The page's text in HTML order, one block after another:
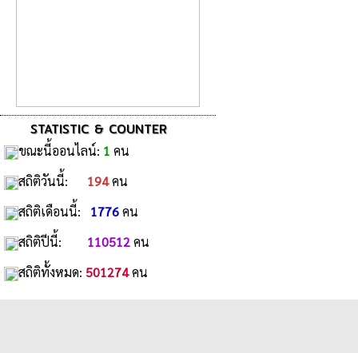
STATISTIC & COUNTER
ขณะนี้ออนไลน์: 1 คน
สถิติวันนี้: 194คน
สถิติเดือนนี้: 1776คน
สถิติปีนี้: 110512คน
สถิติทั้งหมด: 501274คน